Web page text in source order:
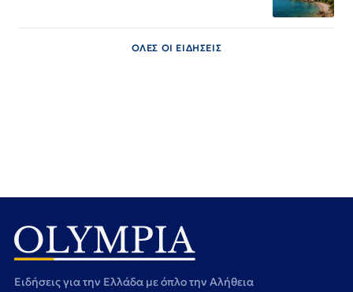
ΟΛΕΣ ΟΙ ΕΙΔΗΣΕΙΣ
Ειδήσεις για την Ελλάδα με όπλο την Αλήθεια